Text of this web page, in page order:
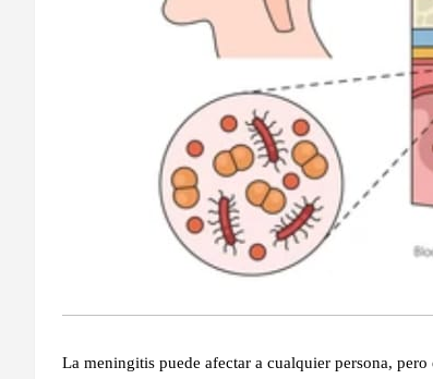
La meningitis puede afectar a cualquier persona,